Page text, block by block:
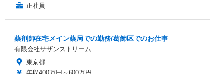
正社員
薬剤師在宅メイン薬局での勤務/葛飾区でのお仕事
有限会社サザンストリーム
東京都
年収400万円～600万円